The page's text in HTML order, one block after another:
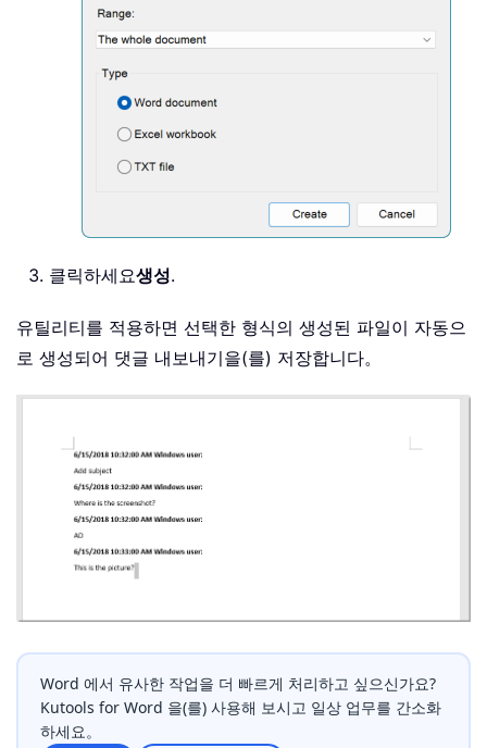
클릭하세요생성.
유틸리티를 적용하면 선택한 형식의 생성된 파일이 자동으
로 생성되어 댓글 내보내기을(를) 저장합니다。
Word 에서 유사한 작업을 더 빠르게 처리하고 싶으신가요?
Kutools for Word 을(를) 사용해 보시고 일상 업무를 간소화
하세요。